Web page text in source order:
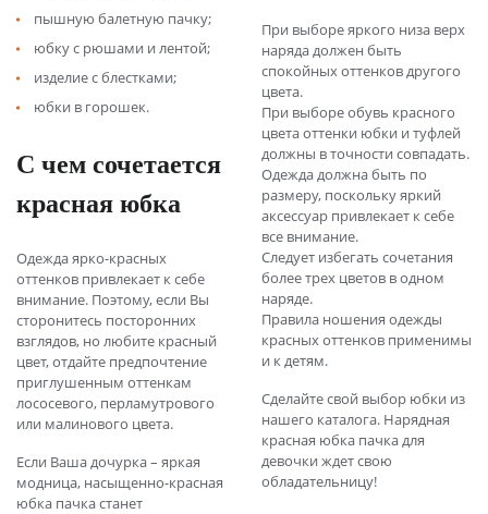
пышную балетную пачку;
юбку с рюшами и лентой;
изделие с блестками;
юбки в горошек.
С чем сочетается
красная юбка
Одежда ярко-красных
оттенков привлекает к себе
внимание. Поэтому, если Вы
сторонитесь посторонних
взглядов, но любите красный
цвет, отдайте предпочтение
приглушенным оттенкам
лососевого, перламутрового
или малинового цвета.
Если Ваша дочурка – яркая
модница, насыщенно-красная
юбка пачка станет
При выборе яркого низа верх
наряда должен быть
спокойных оттенков другого
цвета.
При выборе обувь красного
цвета оттенки юбки и туфлей
должны в точности совпадать.
Одежда должна быть по
размеру, поскольку яркий
аксессуар привлекает к себе
все внимание.
Следует избегать сочетания
более трех цветов в одном
наряде.
Правила ношения одежды
красных оттенков применимы
и к детям.
Сделайте свой выбор юбки из
нашего каталога. Нарядная
красная юбка пачка для
девочки ждет свою
обладательницу!